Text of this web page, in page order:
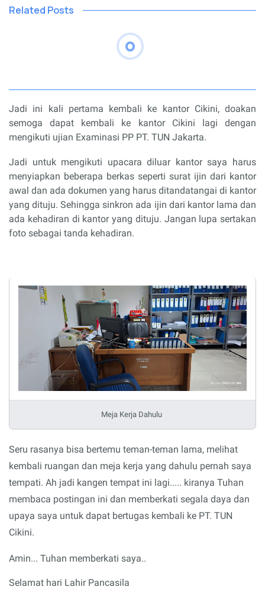
Related Posts
Jadi ini kali pertama kembali ke kantor Cikini, doakan
semoga dapat kembali ke kantor Cikini lagi dengan
mengikuti ujian Examinasi PP PT. TUN Jakarta.
Jadi untuk mengikuti upacara diluar kantor saya harus
menyiapkan beberapa berkas seperti surat ijin dari kantor
awal dan ada dokumen yang harus ditandatangai di kantor
yang dituju. Sehingga sinkron ada ijin dari kantor lama dan
ada kehadiran di kantor yang dituju. Jangan lupa sertakan
foto sebagai tanda kehadiran.
Meja Kerja Dahulu
Seru rasanya bisa bertemu teman-teman lama, melihat
kembali ruangan dan meja kerja yang dahulu pernah saya
tempati. Ah jadi kangen tempat ini lagi..... kiranya Tuhan
membaca postingan ini dan memberkati segala daya dan
upaya saya untuk dapat bertugas kembali ke PT. TUN
Cikini.
Amin... Tuhan memberkati saya..
Selamat hari Lahir Pancasila